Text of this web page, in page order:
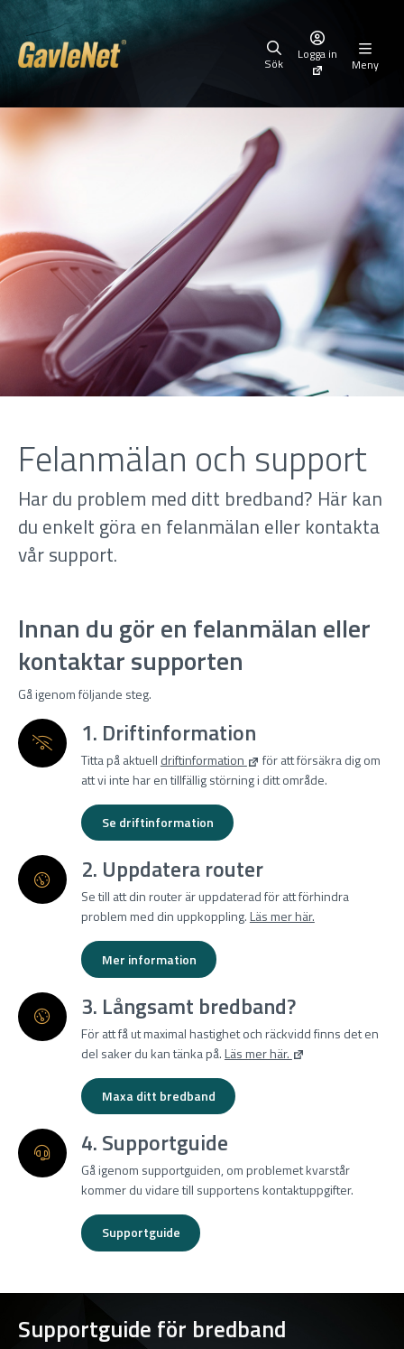
Sök
Logga in
Meny
Felanmälan och support
Har du problem med ditt bredband? Här kan
du enkelt göra en felanmälan eller kontakta
vår support.
Innan du gör en felanmälan eller
kontaktar supporten
Gå igenom följande steg.
1. Driftinformation
Titta på aktuell driftinformation
för att försäkra dig om
att vi inte har en tillfällig störning i ditt område.
Se driftinformation
2. Uppdatera router
Se till att din router är uppdaterad för att förhindra
problem med din uppkoppling. Läs mer här.
Mer information
3. Långsamt bredband?
För att få ut maximal hastighet och räckvidd finns det en
del saker du kan tänka på. Läs mer här.
Maxa ditt bredband
4. Supportguide
Gå igenom supportguiden, om problemet kvarstår
kommer du vidare till supportens kontaktuppgifter.
Supportguide
Supportguide för bredband